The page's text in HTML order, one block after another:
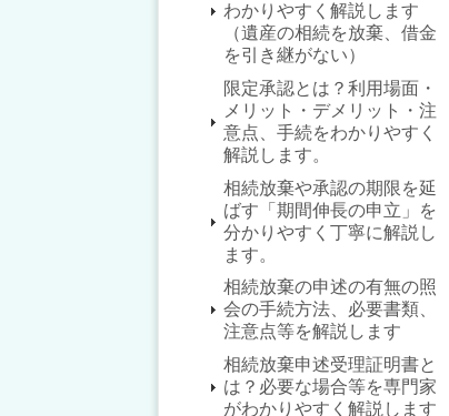
わかりやすく解説します
（遺産の相続を放棄、借金
を引き継がない）
限定承認とは？利用場面・
メリット・デメリット・注
意点、手続をわかりやすく
解説します。
相続放棄や承認の期限を延
ばす「期間伸長の申立」を
分かりやすく丁寧に解説し
ます。
相続放棄の申述の有無の照
会の手続方法、必要書類、
注意点等を解説します
相続放棄申述受理証明書と
は？必要な場合等を専門家
がわかりやすく解説します